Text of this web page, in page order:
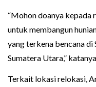
“Mohon doanya kepada
untuk membangun
yang terkena bencana di
Sumatera Utara,”
Terkait lokasi relokasi,